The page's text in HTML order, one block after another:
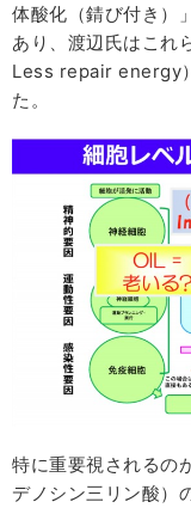
体酸化（錆び付き）
あり、渡辺氏はこ
Less repair energy
た。
特に重要視されるの
デノシン三リン酸）